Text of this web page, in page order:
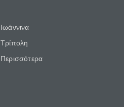
Ιωάννινα
Τρίπολη
Περισσότερα